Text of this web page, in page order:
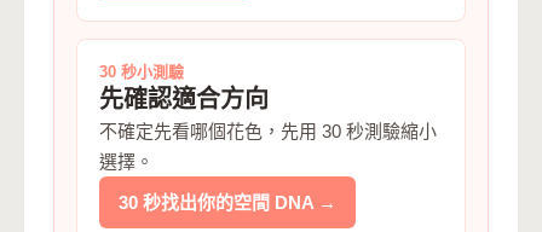
30 秒小測驗
先確認適合方向
不確定先看哪個花色，先用 30 秒測驗縮小
選擇。
30 秒找出你的空間 DNA →